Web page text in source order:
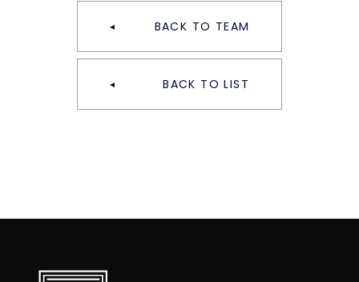
BACK TO TEAM
BACK TO LIST